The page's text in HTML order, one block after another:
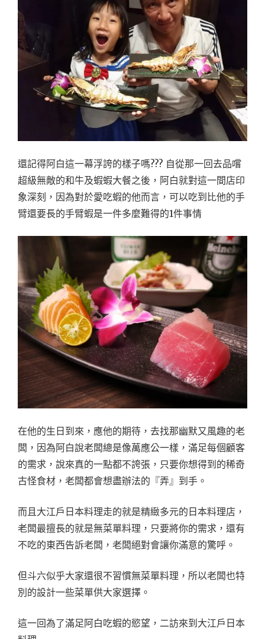
還記得阿白這一幕浮誇的樣子嗎??? 自從那一回去品嚐
超級無敵的和牛及蝦蝦大餐之後，阿白就對這一間店印
象深刻，因為對於愛吃蝦的他而言，可以吃到比他的手
臂還要長的手臂蝦是一件多麼難得的1件事情
在他的生日到來，應他的期待，去找那幽默又風趣的老
闆，因為阿白說老闆總是像萬應公一樣，滿足每個顧客
的需求，說來真的一點都不誇張，只要你想得到的稀奇
古怪食材，老闆都會想盡辦法的『弄』到手。
而且大江戶日本料理走的就是精緻多元的日本料理店，
老闆最擅長的就是無菜單料理，只要將你的需求，還有
不吃的東西告訴老闆，老闆絕對會讓你滿意的驚呼。
但斗六似乎大家還很不習慣無菜單料理，所以老闆也特
別的設計一些菜單供大家選擇。
這一回為了滿足阿白吃蝦的慾望，二訪來到大江戶日本